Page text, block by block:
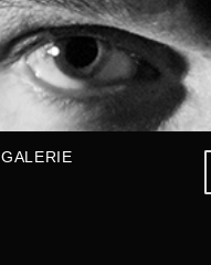
GALERIE